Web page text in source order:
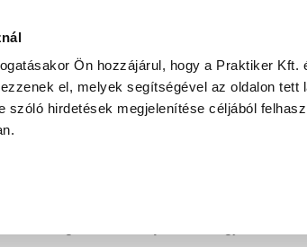
Ön hozzájárul, hogy a Praktiker Kft.
el, melyek segítségével az oldalon tett
szóló hirdetések megjelenítése céljából